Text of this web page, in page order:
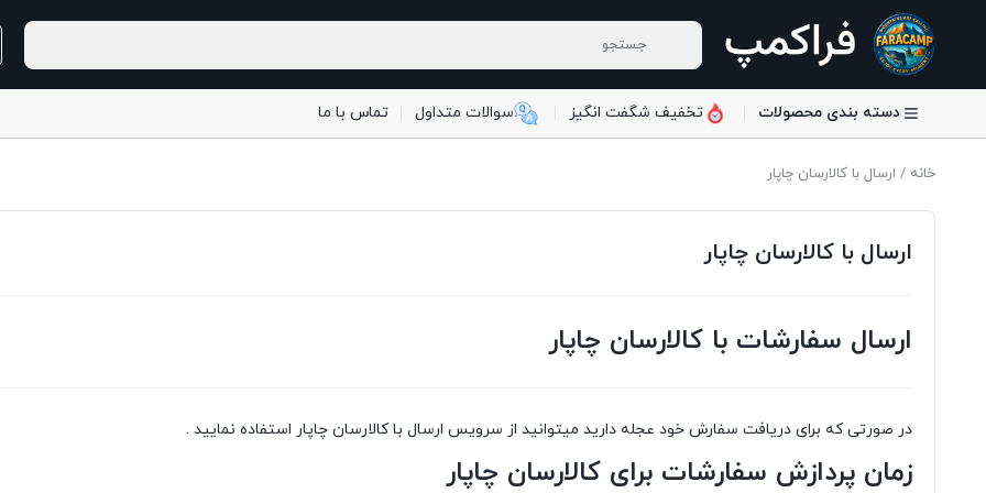
دسته بندی محصولات تخفیف شگفت انگیز سوالات متداول تماس با ما
خانه / ارسال با کالارسان چاپار
ارسال با کالارسان چاپار
ارسال سفارشات با کالارسان چاپار
در صورتی که برای دریافت سفارش خود عجله دارید میتوانید از سرویس ارسال با کالارسان چاپار استفاده نمایید .
زمان پردازش سفارشات برای کالارسان چاپار